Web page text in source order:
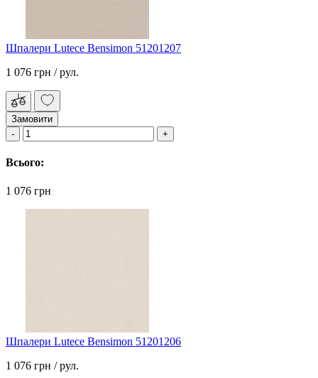
Шпалери Lutece Bensimon 51201207
1 076 грн / рул.
Замовити
Всього:
1 076 грн
Шпалери Lutece Bensimon 51201206
1 076 грн / рул.